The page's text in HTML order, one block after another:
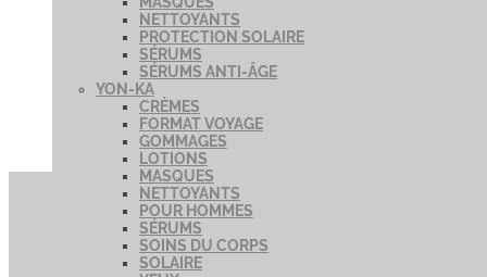
NETTOYANTS
PROTECTION SOLAIRE
SÉRUMS
SÉRUMS ANTI-ÂGE
YON-KA
CRÈMES
FORMAT VOYAGE
GOMMAGES
LOTIONS
MASQUES
NETTOYANTS
POUR HOMMES
SÉRUMS
SOINS DU CORPS
SOLAIRE